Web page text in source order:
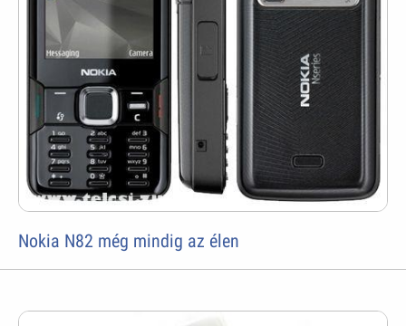
Nokia N82 még mindig az élen